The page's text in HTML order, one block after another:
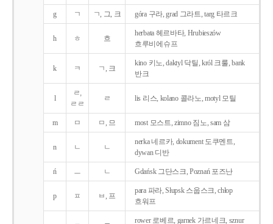
g ㄱ ㄱ, 그, 크 góra 구라, grad 그라트, targ 타르크
h ㅎ 흐
herbata 헤르바타, Hrubieszów
흐루비에슈프
k ㅋ ㄱ, 크
kino 키노, daktyl 닥틸, król 크룰, bank
반크
l
ㄹ,
ㄹㄹ
ㄹ lis 리스, kolano 콜라노, motyl 모틸
m ㅁ ㅁ, 므 most 모스트, zimno 짐노, sam 삼
n ㄴ ㄴ
nerka 네르카, dokument 도쿠멘트,
dywan 디반
ń ㅡ ㄴ Gdańsk 그단스크, Poznań 포즈난
p ㅍ ㅂ, 프
para 파라, Słupsk 스웁스크, chłop
흐워프
rower 로베르, garnek 가르네크, sznur